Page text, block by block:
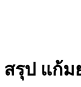
สรุป แก้ม